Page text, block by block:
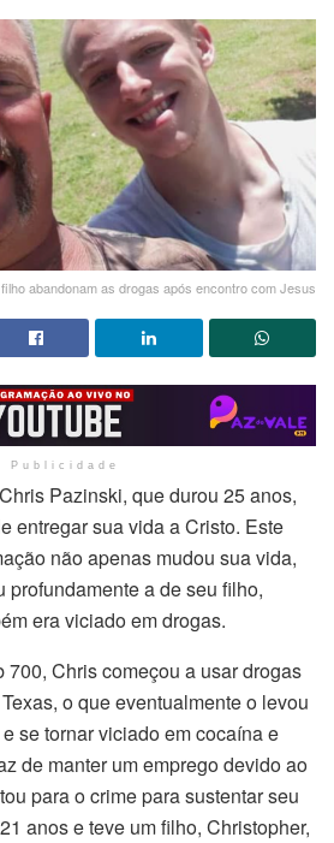
filho abandonam as drogas após encontro com Jesus
Publicidade
Pazinski, que durou 25 anos,
entregar sua vida a Cristo. Este
não apenas mudou sua vida,
profundamente a de seu filho,
era viciado em drogas.
700, Chris começou a usar drogas
o que eventualmente o levou
se tornar viciado em cocaína e
de manter um emprego devido ao
para o crime para sustentar seu
anos e teve um filho, Christopher,